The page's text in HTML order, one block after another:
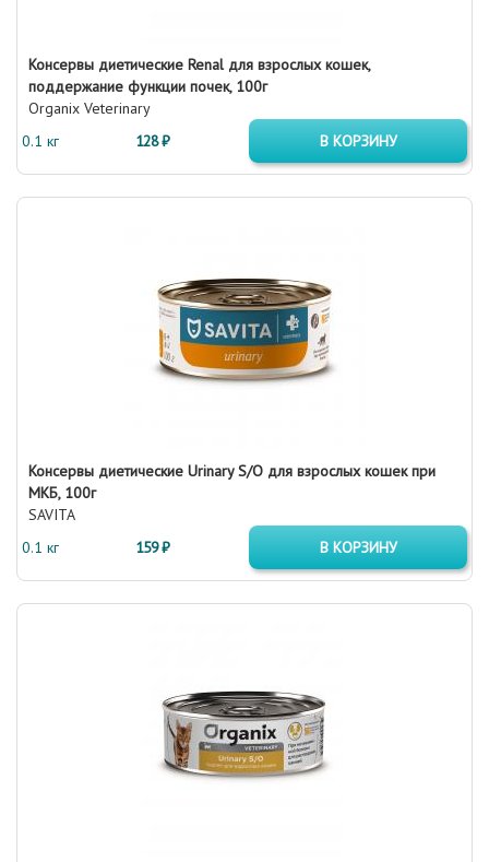
Консервы диетические Renal для взрослых кошек,
поддержание функции почек, 100г
Organix Veterinary
0.1 кг
128 ₽ В КОРЗИНУ
Консервы диетические Urinary S/O для взрослых кошек при
МКБ, 100г
SAVITA
0.1 кг
159 ₽ В КОРЗИНУ